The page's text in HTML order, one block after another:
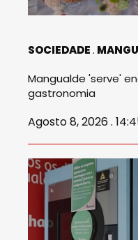
SOCIEDADE
Mangualde 'serve'
gastronomia
Agosto 8, 2026 .